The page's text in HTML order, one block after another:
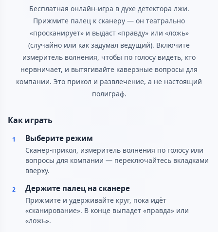
Бесплатная онлайн-игра в духе детектора лжи.
Прижмите палец к сканеру — он театрально
«просканирует» и выдаст «правду» или «ложь»
(случайно или как задумал ведущий). Включите
измеритель волнения, чтобы по голосу видеть, кто
нервничает, и вытягивайте каверзные вопросы для
компании. Это прикол и развлечение, а не настоящий
полиграф.
Как играть
1 Выберите режим
Сканер-прикол, измеритель волнения по голосу или
вопросы для компании — переключайтесь вкладками
вверху.
2 Держите палец на сканере
Прижмите и удерживайте круг, пока идёт
«сканирование». В конце выпадет «правда» или
«ложь».